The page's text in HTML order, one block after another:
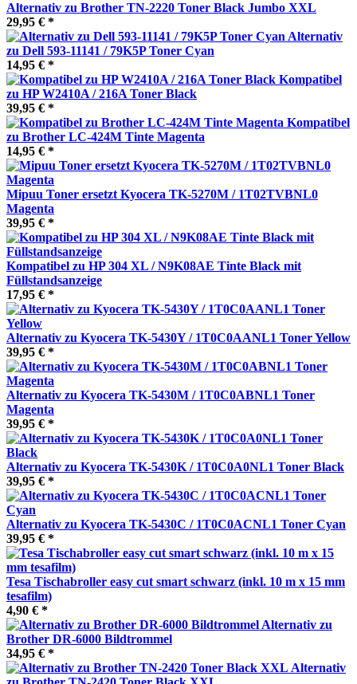
Alternativ zu Brother TN-2220 Toner Black Jumbo XXL
29,95 € *
Alternativ
zu Dell 593-11141 / 79K5P Toner Cyan
14,95 € *
Kompatibel
zu HP W2410A / 216A Toner Black
39,95 € *
Kompatibel
zu Brother LC-424M Tinte Magenta
14,95 € *
Mipuu Toner ersetzt Kyocera TK-5270M / 1T02TVBNL0
Magenta
39,95 € *
Kompatibel zu HP 304 XL / N9K08AE Tinte Black mit
Füllstandsanzeige
17,95 € *
Alternativ zu Kyocera TK-5430Y / 1T0C0AANL1 Toner Yellow
39,95 € *
Alternativ zu Kyocera TK-5430M / 1T0C0ABNL1 Toner
Magenta
39,95 € *
Alternativ zu Kyocera TK-5430K / 1T0C0A0NL1 Toner Black
39,95 € *
Alternativ zu Kyocera TK-5430C / 1T0C0ACNL1 Toner Cyan
39,95 € *
Tesa Tischabroller easy cut smart schwarz (inkl. 10 m x 15 mm
tesafilm)
4,90 € *
Alternativ zu
Brother DR-6000 Bildtrommel
34,95 € *
Alternativ